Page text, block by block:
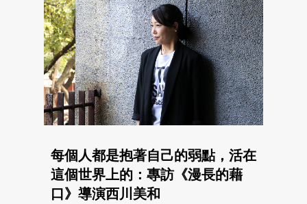
每個人都是抱著自己的弱點，活在
這個世界上的：專訪《漫長的藉
口》導演西川美和